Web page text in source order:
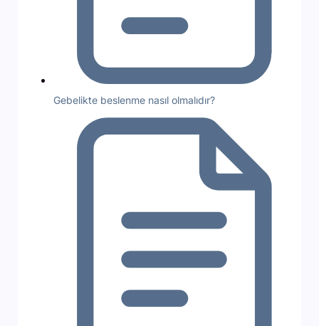
Gebelikte beslenme nasıl olmalıdır?